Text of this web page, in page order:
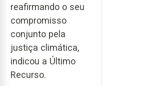
reafirmando o seu
compromisso
conjunto pela
justiça climática,
indicou a Último
Recurso.